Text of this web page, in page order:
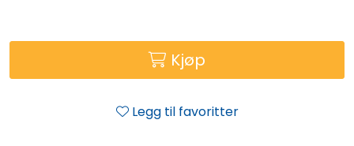
Kjøp
Legg til favoritter